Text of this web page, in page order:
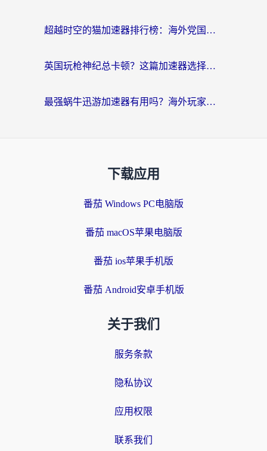
超越时空的猫加速器排行榜：海外党国服游戏不卡顿的终极选择指南
英国玩枪神纪总卡顿？这篇加速器选择指南帮你告别延迟（附实测推荐）
最强蜗牛迅游加速器有用吗？海外玩家国服游戏加速避坑指南（附德国玩忍者必须死3流星蝴蝶剑解决办法）
下载应用
番茄 Windows PC电脑版
番茄 macOS苹果电脑版
番茄 ios苹果手机版
番茄 Android安卓手机版
关于我们
服务条款
隐私协议
应用权限
联系我们